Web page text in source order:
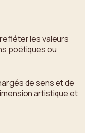
les valeurs
poétiques ou
de sens et de
artistique et